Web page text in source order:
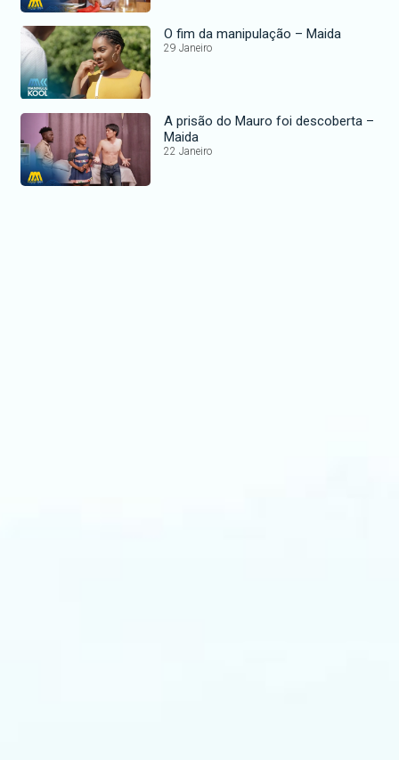
O fim da manipulação – Maida
29 Janeiro
A prisão do Mauro foi descoberta –
Maida
22 Janeiro